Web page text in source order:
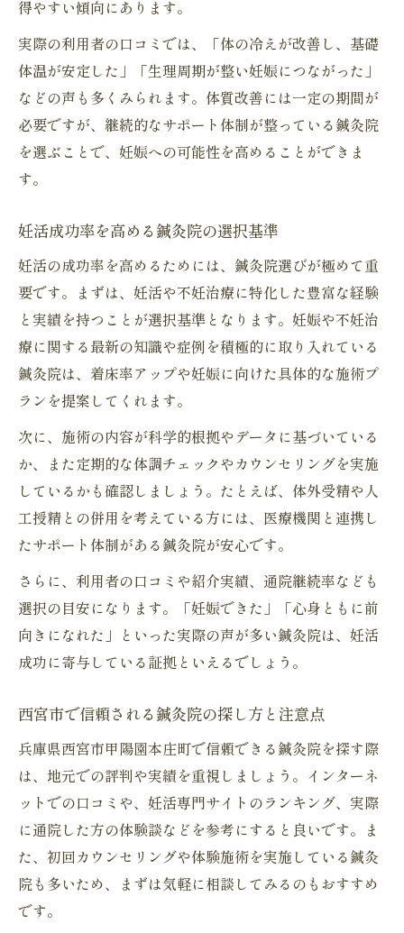
得やすい傾向にあります。
実際の利用者の口コミでは、「体の冷えが改善し、基礎
体温が安定した」「生理周期が整い妊娠につながった」
などの声も多くみられます。体質改善には一定の期間が
必要ですが、継続的なサポート体制が整っている鍼灸院
を選ぶことで、妊娠への可能性を高めることができま
す。
妊活成功率を高める鍼灸院の選択基準
妊活の成功率を高めるためには、鍼灸院選びが極めて重
要です。まずは、妊活や不妊治療に特化した豊富な経験
と実績を持つことが選択基準となります。妊娠や不妊治
療に関する最新の知識や症例を積極的に取り入れている
鍼灸院は、着床率アップや妊娠に向けた具体的な施術プ
ランを提案してくれます。
次に、施術の内容が科学的根拠やデータに基づいている
か、また定期的な体調チェックやカウンセリングを実施
しているかも確認しましょう。たとえば、体外受精や人
工授精との併用を考えている方には、医療機関と連携し
たサポート体制がある鍼灸院が安心です。
さらに、利用者の口コミや紹介実績、通院継続率なども
選択の目安になります。「妊娠できた」「心身ともに前
向きになれた」といった実際の声が多い鍼灸院は、妊活
成功に寄与している証拠といえるでしょう。
西宮市で信頼される鍼灸院の探し方と注意点
兵庫県西宮市甲陽園本庄町で信頼できる鍼灸院を探す際
は、地元での評判や実績を重視しましょう。インターネ
ットでの口コミや、妊活専門サイトのランキング、実際
に通院した方の体験談などを参考にすると良いです。ま
た、初回カウンセリングや体験施術を実施している鍼灸
院も多いため、まずは気軽に相談してみるのもおすすめ
です。